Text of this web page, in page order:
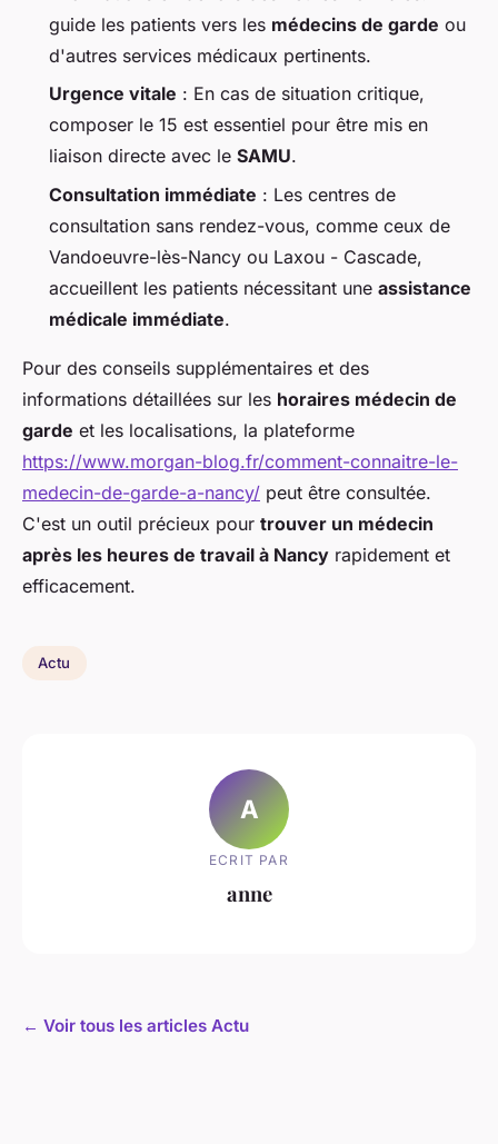
guide les patients vers les médecins de garde ou
d'autres services médicaux pertinents.
Urgence vitale : En cas de situation critique,
composer le 15 est essentiel pour être mis en
liaison directe avec le SAMU.
Consultation immédiate : Les centres de
consultation sans rendez-vous, comme ceux de
Vandoeuvre-lès-Nancy ou Laxou - Cascade,
accueillent les patients nécessitant une assistance
médicale immédiate.
Pour des conseils supplémentaires et des
informations détaillées sur les horaires médecin de
garde et les localisations, la plateforme
https://www.morgan-blog.fr/comment-connaitre-le-
medecin-de-garde-a-nancy/ peut être consultée.
C'est un outil précieux pour trouver un médecin
après les heures de travail à Nancy rapidement et
efficacement.
Actu
A
ECRIT PAR
anne
← Voir tous les articles Actu